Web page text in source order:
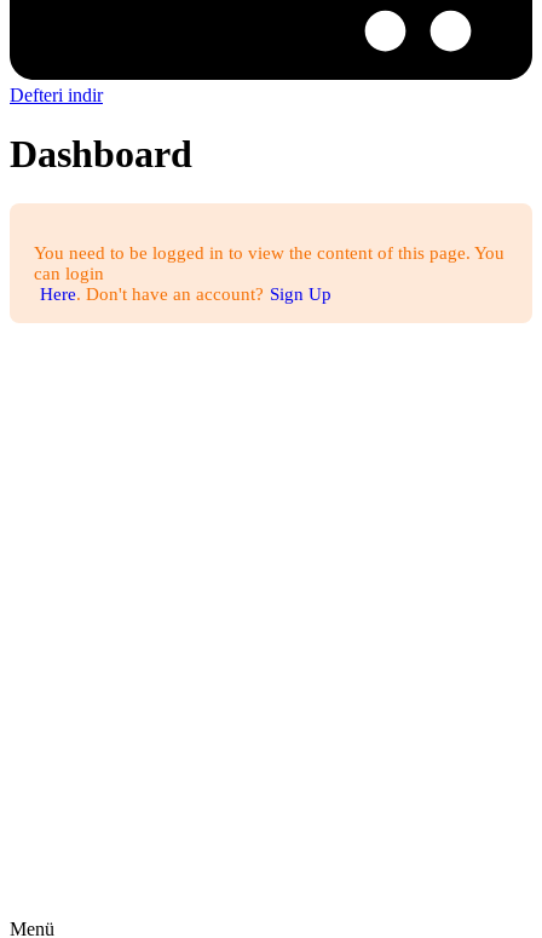
Defteri indir
Dashboard
You need to be logged in to view the content of this page. You
can login
Here. Don't have an account? Sign Up
Menü